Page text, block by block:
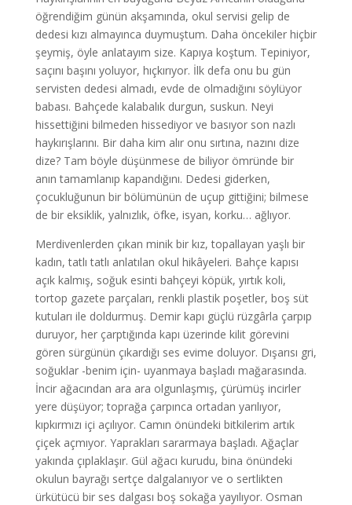
öğrendiğim günün akşamında, okul servisi gelip de
dedesi kızı almayınca duymuştum. Daha öncekiler hiçbir
şeymiş, öyle anlatayım size. Kapıya koştum. Tepiniyor,
saçını başını yoluyor, hıçkırıyor. İlk defa onu bu gün
servisten dedesi almadı, evde de olmadığını söylüyor
babası. Bahçede kalabalık durgun, suskun. Neyi
hissettiğini bilmeden hissediyor ve basıyor son nazlı
haykırışlarını. Bir daha kim alır onu sırtına, nazını dize
dize? Tam böyle düşünmese de biliyor ömründe bir
anın tamamlanıp kapandığını. Dedesi giderken,
çocukluğunun bir bölümünün de uçup gittiğini; bilmese
de bir eksiklik, yalnızlık, öfke, isyan, korku… ağlıyor.
Merdivenlerden çıkan minik bir kız, topallayan yaşlı bir
kadın, tatlı tatlı anlatılan okul hikâyeleri. Bahçe kapısı
açık kalmış, soğuk esinti bahçeyi köpük, yırtık koli,
tortop gazete parçaları, renkli plastik poşetler, boş süt
kutuları ile doldurmuş. Demir kapı güçlü rüzgârla çarpıp
duruyor, her çarptığında kapı üzerinde kilit görevini
gören sürgünün çıkardığı ses evime doluyor. Dışarısı gri,
soğuklar -benim için- uyanmaya başladı mağarasında.
İncir ağacından ara ara olgunlaşmış, çürümüş incirler
yere düşüyor; toprağa çarpınca ortadan yarılıyor,
kıpkırmızı içi açılıyor. Camın önündeki bitkilerim artık
çiçek açmıyor. Yaprakları sararmaya başladı. Ağaçlar
yakında çıplaklaşır. Gül ağacı kurudu, bina önündeki
okulun bayrağı sertçe dalgalanıyor ve o sertlikten
ürkütücü bir ses dalgası boş sokağa yayılıyor. Osman